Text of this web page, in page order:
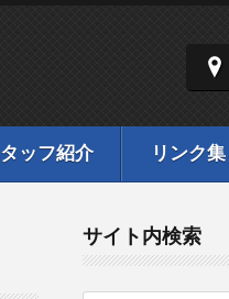
ッフ紹介 リンク集
サイト内検索